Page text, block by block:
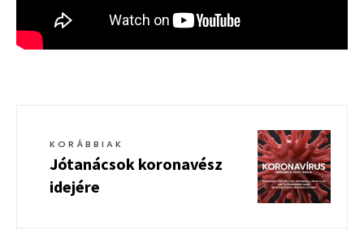
KORÁBBIAK
Jótanácsok koronavész
idejére